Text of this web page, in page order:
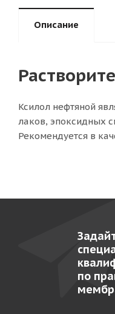
Описание
Ксилол нефтяной
лаков, эпоксидных
Рекомендуется в
по